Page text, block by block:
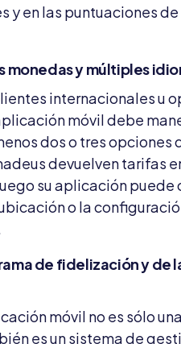
y en las puntuaciones
monedas y múltiples
internacionales u
móvil debe
dos o tres opciones
devuelven tarifas
su aplicación puede
o la
de fidelización y de
móvil no es sólo
es un sistema de